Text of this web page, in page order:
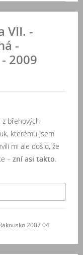
VII. -
-
2009
břehových
kterému jsem
mi ale došlo, že
– zní asi takto.
2007 04